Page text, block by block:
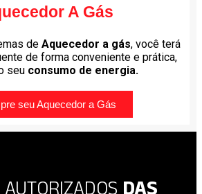
A Gás
de Aquecedor a gás, você terá
de forma conveniente e prática,
seu consumo de energia.
seu Aquecedor a Gás